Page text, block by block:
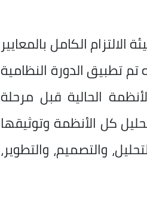
الكامل بالمعايير
تم تطبيق الدورة النظامية
الحالية قبل مرحلة
كل الأنظمة وتوثيقها
والتصميم، والتطوير،